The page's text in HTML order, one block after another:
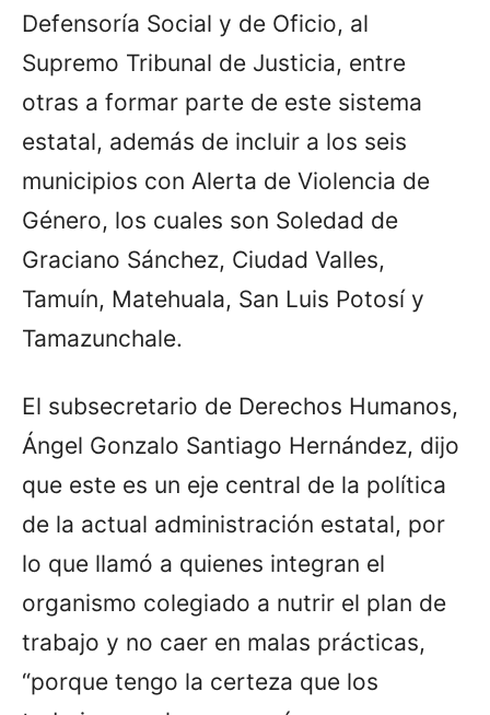
Defensoría Social y de Oficio, al
Supremo Tribunal de Justicia, entre
otras a formar parte de este sistema
estatal, además de incluir a los seis
municipios con Alerta de Violencia de
Género, los cuales son Soledad de
Graciano Sánchez, Ciudad Valles,
Tamuín, Matehuala, San Luis Potosí y
Tamazunchale.
El subsecretario de Derechos Humanos,
Ángel Gonzalo Santiago Hernández, dijo
que este es un eje central de la política
de la actual administración estatal, por
lo que llamó a quienes integran el
organismo colegiado a nutrir el plan de
trabajo y no caer en malas prácticas,
“porque tengo la certeza que los